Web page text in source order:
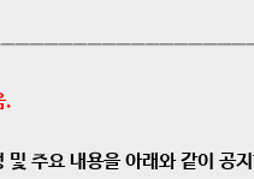
.
주요 내용을 아래와 같이 공